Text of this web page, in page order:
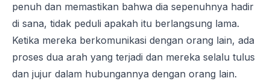
penuh dan memastikan bahwa dia sepenuhnya hadir
di sana, tidak peduli apakah itu berlangsung lama.
Ketika mereka berkomunikasi dengan orang lain, ada
proses dua arah yang terjadi dan mereka selalu tulus
dan jujur ​​dalam hubungannya dengan orang lain.